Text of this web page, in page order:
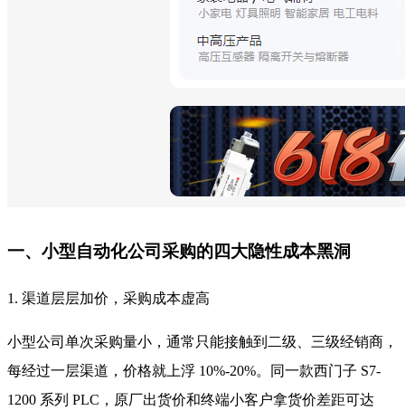
一、小型自动化公司采购的四大隐性成本黑洞
1. 渠道层层加价，采购成本虚高
小型公司单次采购量小，通常只能接触到二级、三级经销商，
每经过一层渠道，价格就上浮 10%-20%。同一款西门子 S7-
1200 系列 PLC，原厂出货价和终端小客户拿货价差距可达